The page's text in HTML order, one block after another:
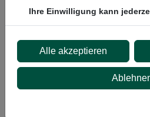
Wandern &
Kreis):
Biotop Beeden
Mehr dazu
Ihre Einwilligung kann
Alle akzeptieren